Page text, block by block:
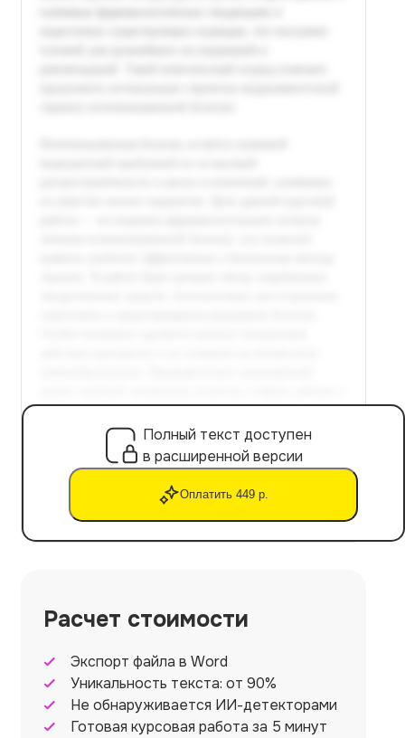
Полный текст доступен
в расширенной версии
Оплатить 449 р.
Расчет стоимости
Экспорт файла в Word
Уникальность текста: от 90%
Не обнаруживается ИИ-детекторами
Готовая курсовая работа за 5 минут